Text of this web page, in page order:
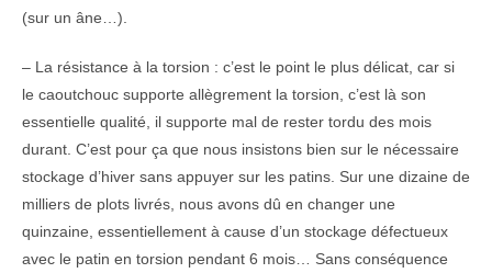
(sur un âne…).
– La résistance à la torsion : c’est le point le plus délicat, car si
le caoutchouc supporte allègrement la torsion, c’est là son
essentielle qualité, il supporte mal de rester tordu des mois
durant. C’est pour ça que nous insistons bien sur le nécessaire
stockage d’hiver sans appuyer sur les patins. Sur une dizaine de
milliers de plots livrés, nous avons dû en changer une
quinzaine, essentiellement à cause d’un stockage défectueux
avec le patin en torsion pendant 6 mois… Sans conséquence